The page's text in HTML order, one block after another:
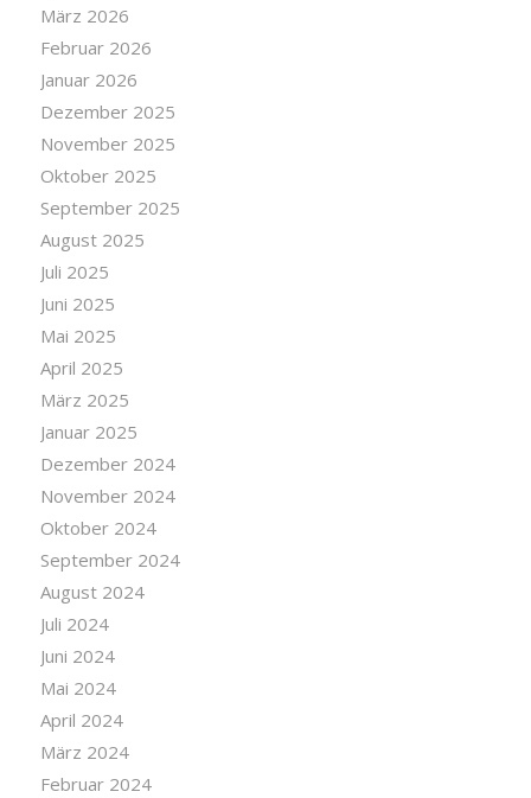
März 2026
Februar 2026
Januar 2026
Dezember 2025
November 2025
Oktober 2025
September 2025
August 2025
Juli 2025
Juni 2025
Mai 2025
April 2025
März 2025
Januar 2025
Dezember 2024
November 2024
Oktober 2024
September 2024
August 2024
Juli 2024
Juni 2024
Mai 2024
April 2024
März 2024
Februar 2024